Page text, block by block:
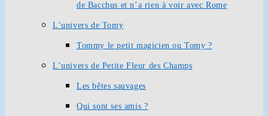
de Bacchus et n’a rien à voir avec Rome
L’univers de Tomy
Tommy le petit magicien ou Tomy ?
L’univers de Petite Fleur des Champs
Les bêtes sauvages
Qui sont ses amis ?